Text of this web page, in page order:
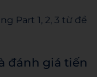
Part 1, 2, 3 từ đề
đánh giá tiến